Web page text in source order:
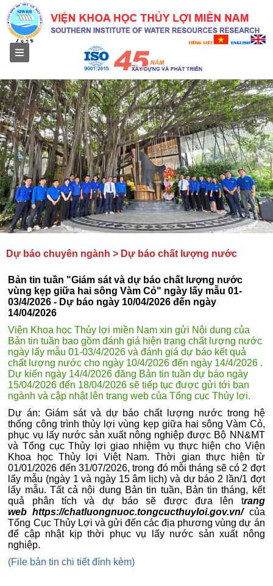
Dự báo chuyên ngành > Dự báo chất lượng nước
Bản tin tuần "Giám sát và dự báo chất lượng nước
vùng kẹp giữa hai sông Vàm Cỏ" ngày lấy mẫu 01-
03/4/2026 - Dự báo ngày 10/04/2026 đến ngày
14/04/2026
Viện Khoa học Thủy lợi miền Nam xin gửi Nội dung của
Bản tin tuần bao gồm đánh giá hiện trạng chất lượng nước
ngày lấy mẫu 01-03/4/2026 và đánh giá dự báo kết quả
chất lượng nước cho ngày 10/4/2026 đến ngày 14/4/2026 .
Dự kiến ngày 14/4/2026 đăng Bản tin tuần dự báo ngày
15/04/2026 đến 18/04/2026 sẽ tiếp tục được gửi tới ban
ngành và cập nhật lên trang web của Tổng cục Thủy lợi.
Dự án: Giám sát và dự báo chất lượng nước trong hệ
thống công trình thủy lợi vùng kẹp giữa hai sông Vàm Cỏ,
phục vụ lấy nước sản xuất nông nghiệp được Bộ NN&MT
và Tổng cục Thủy lợi giao nhiệm vụ thực hiện cho Viện
Khoa học Thủy lợi Việt Nam. Thời gian thực hiện từ
01/01/2026 đến 31/07/2026, trong đó mỗi tháng sẽ có 2 đợt
lấy mẫu (ngày 1 và ngày 15 âm lịch) và dự báo 2 lần/1 đợt
lấy mẫu. Tất cả nội dung Bản tin tuần, Bản tin tháng, kết
quả phân tích và dự báo sẽ được đưa lên trang
web https://chatluongnuoc.tongcucthuyloi.gov.vn/của
Tổng Cục Thủy Lợi và gửi đến các địa phương vùng dự án
để cập nhật kịp thời phục vụ lấy nước sản xuất nông
nghiệp.
(File bản tin chi tiết đính kèm)